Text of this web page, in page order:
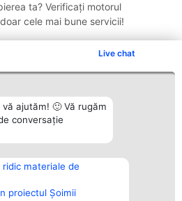
Live chat
ajutăm! 🙂 Vă rugăm
conversație
materiale de
proiectul Șoimii
ta? Verificați motorul
cele mai bune servicii!
Plebiscyt
Lista Tuturor
Laureaților
Contact